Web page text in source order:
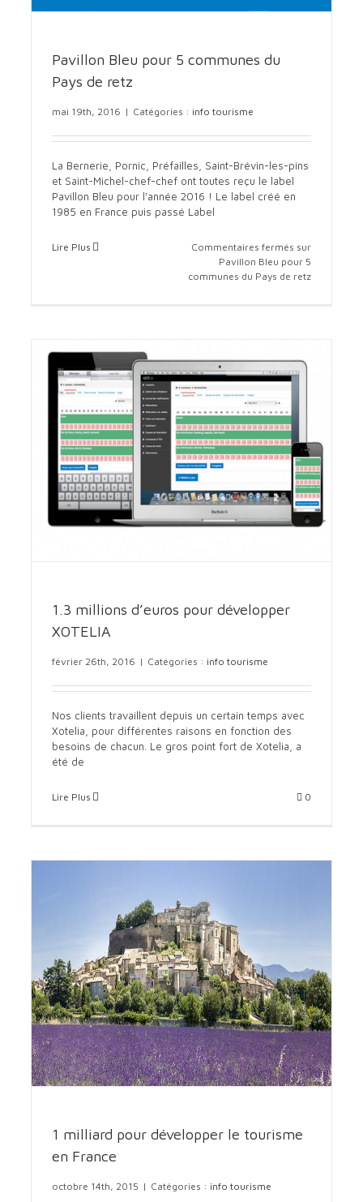
Pavillon Bleu pour 5 communes du Pays de retz
info tourisme
Pavillon Bleu pour 5 communes du
Pays de retz
mai 19th, 2016 | Catégories : info tourisme
La Bernerie, Pornic, Préfailles, Saint-Brévin-les-pins
et Saint-Michel-chef-chef ont toutes reçu le label
Pavillon Bleu pour l'année 2016 ! Le label créé en
1985 en France puis passé Label
Lire Plus Commentaires fermés sur
Pavillon Bleu pour 5
communes du Pays de retz
1.3 millions d’euros pour développer
XOTELIA
février 26th, 2016 | Catégories : info tourisme
Nos clients travaillent depuis un certain temps avec
Xotelia, pour différentes raisons en fonction des
besoins de chacun. Le gros point fort de Xotelia, a
été de
Lire Plus 0
1 milliard pour développer le tourisme
en France
octobre 14th, 2015 | Catégories : info tourisme